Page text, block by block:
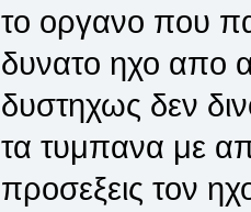
το οργανο που
δυνατο ηχο απο
δυστηχως δεν
τα τυμπανα με
προσεξεις τον